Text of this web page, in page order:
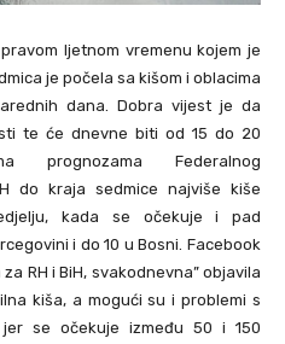
ljetnom vremenu kojem je
je počela sa kišom i oblacima
dana. Dobra vijest je da
te će dnevne biti od 15 do 20
prognozama Federalnog
do kraja sedmice najviše kiše
kada se očekuje i pad
i do 10 u Bosni. Facebook
RH i BiH, svakodnevna” objavila
kiša, a mogući su i problemi s
jer se očekuje između 50 i 150